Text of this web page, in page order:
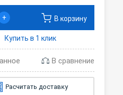
+ В корзину
Купить в 1 клик
В сравнение
Расчитать доставку